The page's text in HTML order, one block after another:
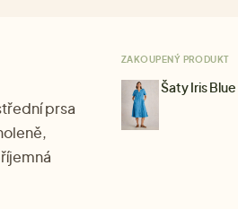
prsa
ZAKOUPENÝ PRODUKT
Šaty Iris Blue